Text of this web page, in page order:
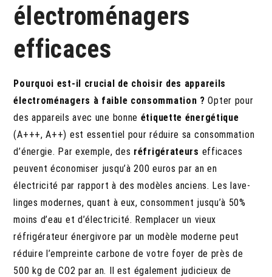
électroménagers
efficaces
Pourquoi est-il crucial de choisir des appareils
électroménagers à faible consommation ? Opter pour
des appareils avec une bonne étiquette énergétique
(A+++, A++) est essentiel pour réduire sa consommation
d’énergie. Par exemple, des réfrigérateurs efficaces
peuvent économiser jusqu’à 200 euros par an en
électricité par rapport à des modèles anciens. Les lave-
linges modernes, quant à eux, consomment jusqu’à 50%
moins d’eau et d’électricité. Remplacer un vieux
réfrigérateur énergivore par un modèle moderne peut
réduire l’empreinte carbone de votre foyer de près de
500 kg de CO2 par an. Il est également judicieux de